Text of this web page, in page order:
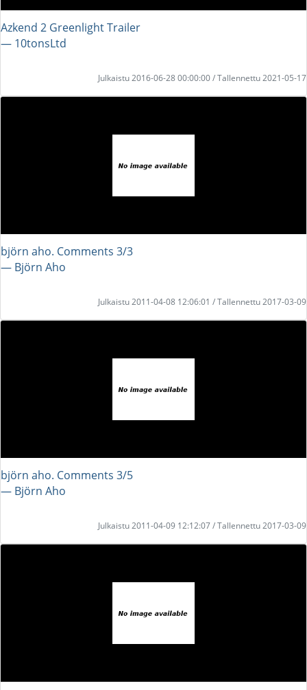
Azkend 2 Greenlight Trailer
― 10tonsLtd
Julkaistu 2016-06-28 00:00:00 / Tallennettu 2021-05-17
björn aho. Comments 3/3
― Björn Aho
Julkaistu 2011-04-08 12:06:01 / Tallennettu 2017-03-09
björn aho. Comments 3/5
― Björn Aho
Julkaistu 2011-04-09 12:12:07 / Tallennettu 2017-03-09